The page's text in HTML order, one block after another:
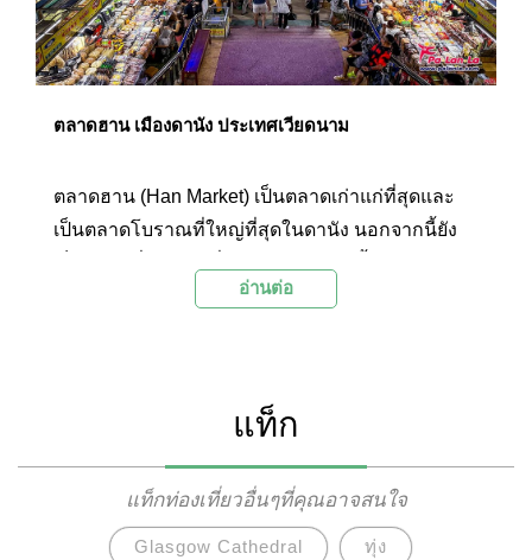
ตลาดฮาน เมืองดานัง ประเทศเวียดนาม
ตลาดฮาน (Han Market) เป็นตลาดเก่าแก่ที่สุดและ
เป็นตลาดโบราณที่ใหญ่ที่สุดในดานัง นอกจากนี้ยัง
อ่านต่อ
แท็ก
แท็กท่องเที่ยวอื่นๆที่คุณอาจสนใจ
Glasgow Cathedral ทุ่ง